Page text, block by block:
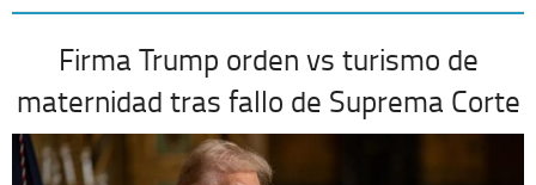
Firma Trump orden vs turismo de
maternidad tras fallo de Suprema Corte